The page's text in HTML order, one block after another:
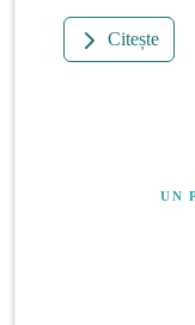
Citește
UN